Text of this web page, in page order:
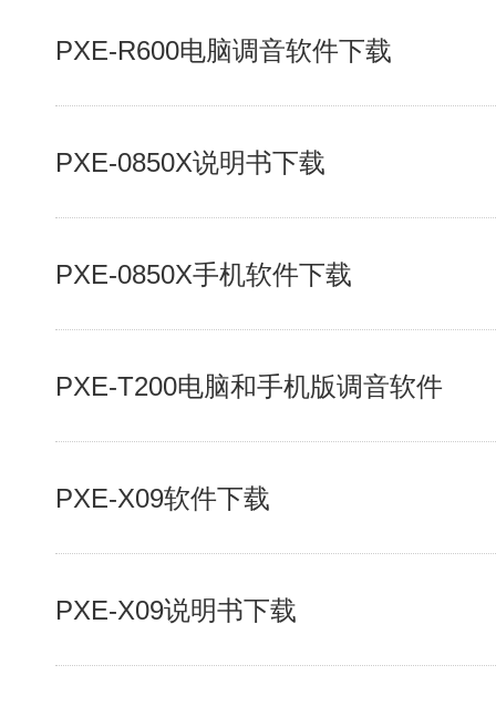
PXE-R600电脑调音软件下载
PXE-0850X说明书下载
PXE-0850X手机软件下载
PXE-T200电脑和手机版调音软件
PXE-X09软件下载
PXE-X09说明书下载